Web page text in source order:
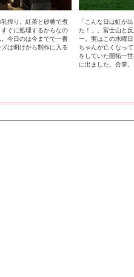
搾り。紅茶と砂糖で煮
ぐに処理するからなの
今日のは今までで一番
は明けから制作に入る
「こんな日は虹が
た！」。富士山と
ー。実はこの水曜
ちゃんが亡くなっ
をしていた開拓一
に出ました。合掌。